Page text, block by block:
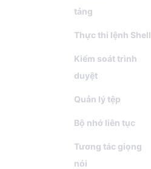
tảng
Thực thi lệnh Shell
Kiểm soát trình
duyệt
Quản lý tệp
Bộ nhớ liên tục
Tương tác giọng
nói